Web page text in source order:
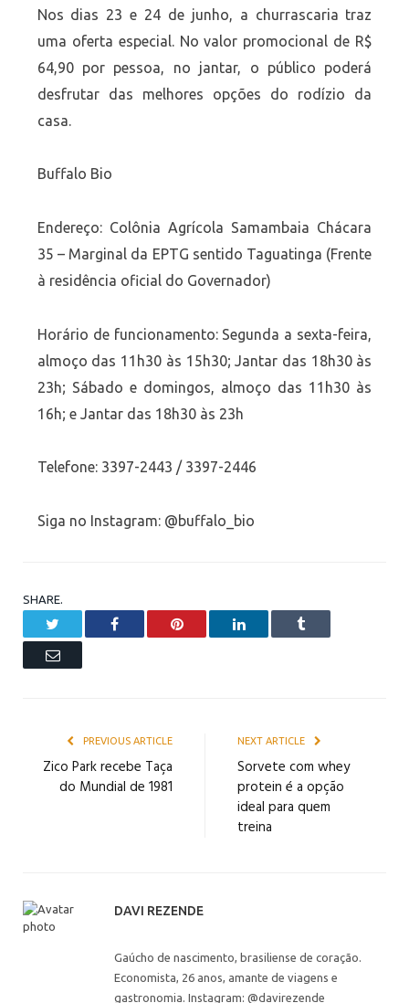
Nos dias 23 e 24 de junho, a churrascaria traz
uma oferta especial. No valor promocional de R$
64,90 por pessoa, no jantar, o público poderá
desfrutar das melhores opções do rodízio da
casa.
Buffalo Bio
Endereço: Colônia Agrícola Samambaia Chácara
35 – Marginal da EPTG sentido Taguatinga (Frente
à residência oficial do Governador)
Horário de funcionamento: Segunda a sexta-feira,
almoço das 11h30 às 15h30; Jantar das 18h30 às
23h; Sábado e domingos, almoço das 11h30 às
16h; e Jantar das 18h30 às 23h
Telefone: 3397-2443 / 3397-2446
Siga no Instagram: @buffalo_bio
SHARE.
Facebook Pinterest LinkedIn Tumblr
Email
PREVIOUS ARTICLE
Zico Park recebe Taça
do Mundial de 1981
NEXT ARTICLE
Sorvete com whey
protein é a opção
ideal para quem
treina
DAVI REZENDE
Gaúcho de nascimento, brasiliense de coração.
Economista, 26 anos, amante de viagens e
gastronomia. Instagram: @davirezende__